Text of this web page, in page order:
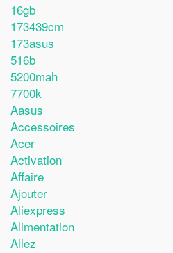
16gb
173439cm
173asus
516b
5200mah
7700k
Aasus
Accessoires
Acer
Activation
Affaire
Ajouter
Aliexpress
Alimentation
Allez